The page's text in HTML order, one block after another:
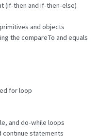
(if-then and if-then-else)
and objects
the compareTo and equals
for loop
and do-while loops
continue statements